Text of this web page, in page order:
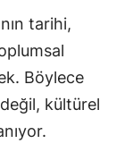
tarihi,
Böylece
kültürel